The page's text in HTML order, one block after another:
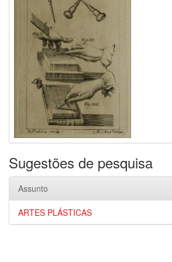
Sugestões de pesquisa
Assunto
ARTES PLÁSTICAS